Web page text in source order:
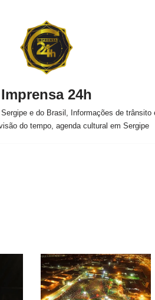
Imprensa 24h
e do Brasil, Informações de
do tempo, agenda cultural em Sergipe